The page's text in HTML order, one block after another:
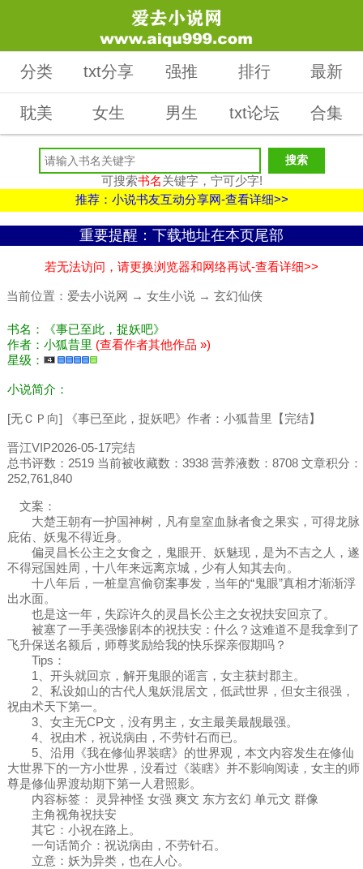
分类 txt分享 强推 排行 最新
耽美 女生 男生 txt论坛 合集
可搜索书名关键字，宁可少字!
推荐：小说书友互动分享网-查看详细>>
重要提醒：下载地址在本页尾部
若无法访问，请更换浏览器和网络再试-查看详细>>
当前位置： 爱去小说网 → 女生小说 → 玄幻仙侠
书名：《事已至此，捉妖吧》
作者：小狐昔里 (查看作者其他作品 »)
星级：
小说简介：
[无ＣＰ向] 《事已至此，捉妖吧》作者：小狐昔里【完结】
晋江VIP2026-05-17完结
总书评数：2519 当前被收藏数：3938 营养液数：8708 文章积分：
252,761,840
文案：
大楚王朝有一护国神树，凡有皇室血脉者食之果实，可得龙脉
庇佑、妖鬼不得近身。
偏灵昌长公主之女食之，鬼眼开、妖魅现，是为不吉之人，遂
不得冠国姓周，十八年来远离京城，少有人知其去向。
十八年后，一桩皇宫偷窃案事发，当年的“鬼眼”真相才渐渐浮
出水面。
也是这一年，失踪许久的灵昌长公主之女祝扶安回京了。
被塞了一手美强惨剧本的祝扶安：什么？这难道不是我拿到了
飞升保送名额后，师尊奖励给我的快乐探亲假期吗？
Tips：
1、开头就回京，解开鬼眼的谣言，女主获封郡主。
2、私设如山的古代人鬼妖混居文，低武世界，但女主很强，
祝由术天下第一。
3、女主无CP文，没有男主，女主最美最靓最强。
4、祝由术，祝说病由，不劳针石而已。
5、沿用《我在修仙界装瞎》的世界观，本文内容发生在修仙
大世界下的一方小世界，没看过《装瞎》并不影响阅读，女主的师
尊是修仙界渡劫期下第一人君照影。
内容标签： 灵异神怪 女强 爽文 东方玄幻 单元文 群像
主角视角祝扶安
其它：小祝在路上。
一句话简介：祝说病由，不劳针石。
立意：妖为异类，也在人心。